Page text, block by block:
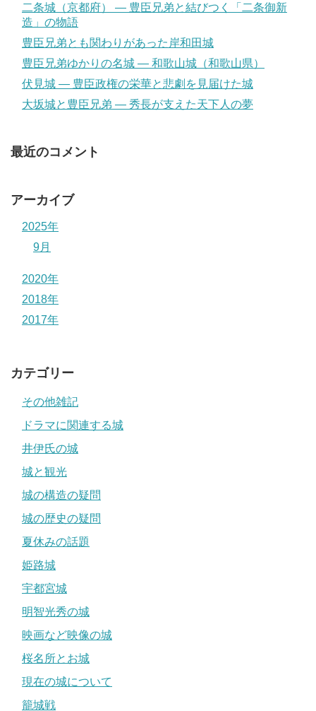
二条城（京都府） ― 豊臣兄弟と結びつく「二条御新
造」の物語
豊臣兄弟とも関わりがあった岸和田城
豊臣兄弟ゆかりの名城 ― 和歌山城（和歌山県）
伏見城 ― 豊臣政権の栄華と悲劇を見届けた城
大坂城と豊臣兄弟 ― 秀長が支えた天下人の夢
最近のコメント
アーカイブ
2025年
9月
2020年
2018年
2017年
カテゴリー
その他雑記
ドラマに関連する城
井伊氏の城
城と観光
城の構造の疑問
城の歴史の疑問
夏休みの話題
姫路城
宇都宮城
明智光秀の城
映画など映像の城
桜名所とお城
現在の城について
籠城戦